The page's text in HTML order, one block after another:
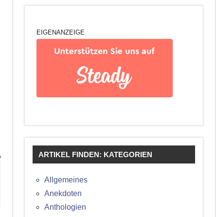
EIGENANZEIGE
ARTIKEL FINDEN: KATEGORIEN
Allgemeines
Anekdoten
Anthologien